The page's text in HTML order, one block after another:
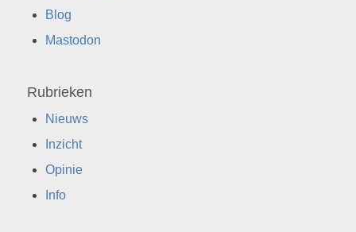
Blog
Mastodon
Rubrieken
Nieuws
Inzicht
Opinie
Info